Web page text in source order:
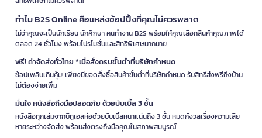
ทำไม B2S Online คือแหล่งช้อปปิ้งที่คุณไม่ควรพลาด
ไม่ว่าคุณจะเป็นนักเรียน นักศึกษา คนทำงาน B2S พร้อมให้คุณเลือกสินค้าคุณภาพได้
ตลอด 24 ชั่วโมง พร้อมโปรโมชั่นและสิทธิพิเศษมากมาย
ฟรี! ค่าจัดส่งทั่วไทย *เมื่อสั่งครบขั้นต่ำที่บริษัทกำหนด
ช้อปเพลินเกินคุ้ม! เพียงมียอดสั่งซื้อสินค้าขั้นต่ำที่บริษัทกำหนด รับสิทธิ์ส่งฟรีถึงบ้าน
ไม่ต้องจ่ายเพิ่ม
มั่นใจ หนังสือถึงมือปลอดภัย ด้วยบับเบิ้ล 3 ชั้น
หนังสือทุกเล่มจากบีทูเอสห่อด้วยบับเบิ้ลหนาแน่นถึง 3 ชั้น หมดกังวลเรื่องความเสีย
หายระหว่างจัดส่ง พร้อมส่งตรงถึงมือคุณในสภาพสมบูรณ์